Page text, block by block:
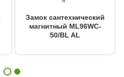
Замок сантехнический
магнитный ML96WC-
50/BL AL